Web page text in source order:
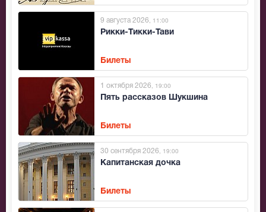
Рикки-Тикки-Тави
9 августа 2026 , 11:00
Билеты
Пять рассказов Шукшина
1 октября 2026 , 19:00
Билеты
Капитанская дочка
30 сентября 2026 , 19:00
Билеты